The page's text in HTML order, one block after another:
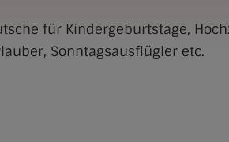
für Kindergeburtstage,
Sonntagsausflügler etc.